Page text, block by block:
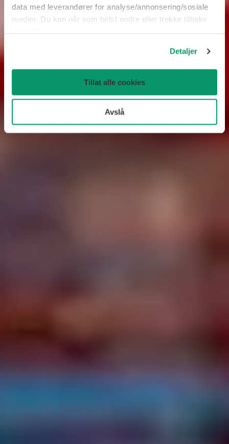
data med leverandører for analyse/annonsering/sosiale
medier. Du kan når som helst endre eller trekke tilbake
Detaljer
Tillat alle cookies
Avslå